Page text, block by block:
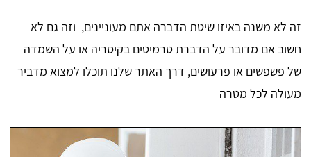
זה לא משנה באיזו שיטת הדברה אתם מעוניינים, וזה גם לא
חשוב אם מדובר על הדברת טרמיטים בקיסריה או על השמדה
של פשפשים או פרעושים, דרך האתר שלנו תוכלו למצוא מדביר
מעולה לכל מטרה